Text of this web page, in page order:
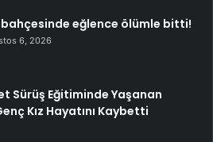
eğlence ölümle bitti!
6, 2026
Sürüş Eğitiminde Yaşanan
Kız Hayatını Kaybetti